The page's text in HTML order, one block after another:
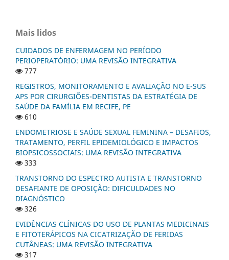
Mais lidos
CUIDADOS DE ENFERMAGEM NO PERÍODO
PERIOPERATÓRIO: UMA REVISÃO INTEGRATIVA
777
REGISTROS, MONITORAMENTO E AVALIAÇÃO NO E-SUS
APS POR CIRURGIÕES-DENTISTAS DA ESTRATÉGIA DE
SAÚDE DA FAMÍLIA EM RECIFE, PE
610
ENDOMETRIOSE E SAÚDE SEXUAL FEMININA – DESAFIOS,
TRATAMENTO, PERFIL EPIDEMIOLÓGICO E IMPACTOS
BIOPSICOSSOCIAIS: UMA REVISÃO INTEGRATIVA
333
TRANSTORNO DO ESPECTRO AUTISTA E TRANSTORNO
DESAFIANTE DE OPOSIÇÃO: DIFICULDADES NO
DIAGNÓSTICO
326
EVIDÊNCIAS CLÍNICAS DO USO DE PLANTAS MEDICINAIS
E FITOTERÁPICOS NA CICATRIZAÇÃO DE FERIDAS
CUTÂNEAS: UMA REVISÃO INTEGRATIVA
317